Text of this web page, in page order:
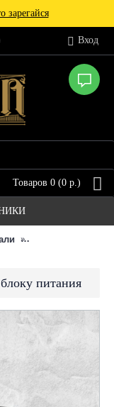
зарегайся
Вход
Товаров 0 (0 р.)
питания